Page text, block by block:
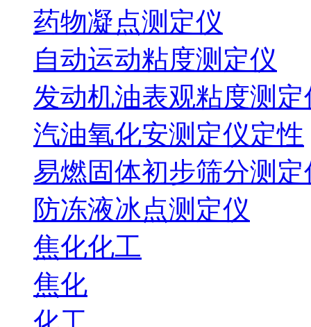
药物凝点测定仪
自动运动粘度测定仪
发动机油表观粘度测定
汽油氧化安测定仪定性
易燃固体初步筛分测定
防冻液冰点测定仪
焦化化工
焦化